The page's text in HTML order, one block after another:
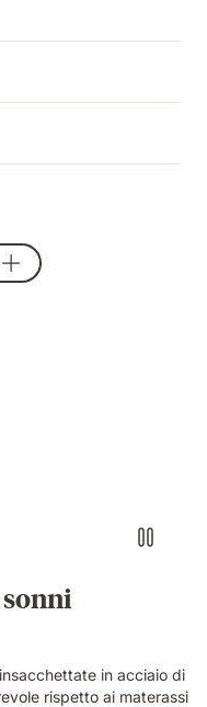
in acciaio di
rispetto ai materassi